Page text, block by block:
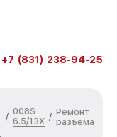
+7 (831) 238-94-25
/
008S
6.5/13X / Ремонт
разъема